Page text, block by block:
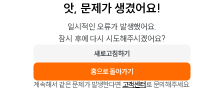
앗, 문제가 생겼어요!
일시적인 오류가 발생했어요.
잠시 후에 다시 시도해주시겠어요?
새로고침하기
홈으로 돌아가기
계속해서 같은 문제가 발생한다면 고객센터로 문의해주세요.